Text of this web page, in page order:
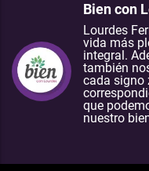
Bien con
Lourdes
vida más
integral.
también
cada signo
que
nuestro